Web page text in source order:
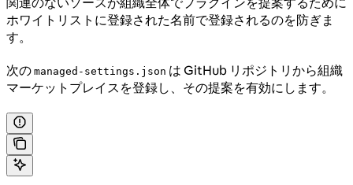
ホワイトリストに登録された名前で登録されるのを防ぎま
す。
次の managed-settings.json は GitHub リポジトリから組織
マーケットプレイスを登録し、その提案を有効にします。